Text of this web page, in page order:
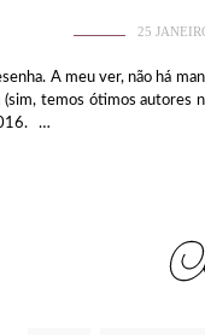
25
A meu ver, não há
temos ótimos autores
…